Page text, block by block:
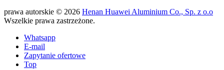
prawa autorskie © 2026 Henan Huawei Aluminium Co., Sp. z o.o
Wszelkie prawa zastrzeżone.
Whatsapp
E-mail
Zapytanie ofertowe
Top